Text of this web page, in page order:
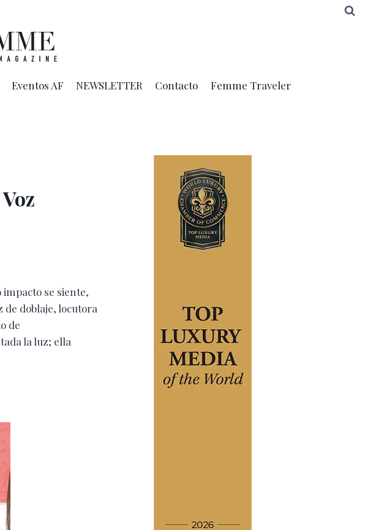
Eventos AF NEWSLETTER Contacto Femme Traveler
se siente,
de doblaje, locutora
de
la luz; ella